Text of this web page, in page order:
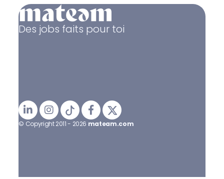
Des jobs faits pour toi
© Copyright 2011 - 2026 mateam.com